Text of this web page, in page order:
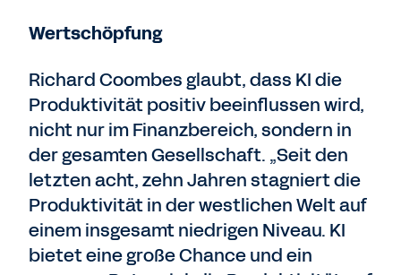
Wertschöpfung
Richard Coombes glaubt, dass KI die
Produktivität positiv beeinflussen wird,
nicht nur im Finanzbereich, sondern in
der gesamten Gesellschaft. „Seit den
letzten acht, zehn Jahren stagniert die
Produktivität in der westlichen Welt auf
einem insgesamt niedrigen Niveau. KI
bietet eine große Chance und ein